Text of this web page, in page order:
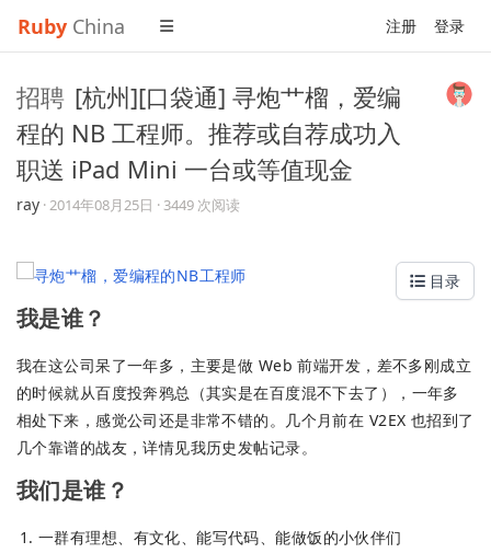
Ruby China 注册 登录
招聘 [杭州][口袋通] 寻炮艹榴，爱编
程的 NB 工程师。推荐或自荐成功入
职送 iPad Mini 一台或等值现金
ray ·2014年08月25日 · 3449 次阅读
目录
我是谁？
我在这公司呆了一年多，主要是做 Web 前端开发，差不多刚成立
的时候就从百度投奔鸦总（其实是在百度混不下去了），一年多
相处下来，感觉公司还是非常不错的。几个月前在 V2EX 也招到了
几个靠谱的战友，详情见我历史发帖记录。
我们是谁？
一群有理想、有文化、能写代码、能做饭的小伙伴们